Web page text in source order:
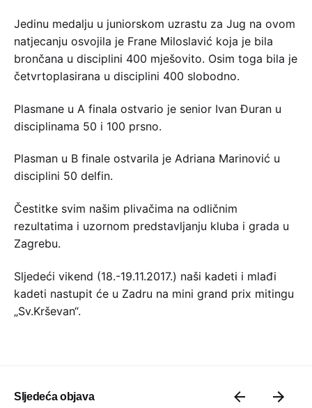
Jedinu medalju u juniorskom uzrastu za Jug na ovom
natjecanju osvojila je Frane Miloslavić koja je bila
brončana u disciplini 400 mješovito. Osim toga bila je
četvrtoplasirana u disciplini 400 slobodno.
Plasmane u A finala ostvario je senior Ivan Đuran u
disciplinama 50 i 100 prsno.
Plasman u B finale ostvarila je Adriana Marinović u
disciplini 50 delfin.
Čestitke svim našim plivačima na odličnim
rezultatima i uzornom predstavljanju kluba i grada u
Zagrebu.
Sljedeći vikend (18.-19.11.2017.) naši kadeti i mlađi
kadeti nastupit će u Zadru na mini grand prix mitingu
„Sv.Krševan“.
Sljedeća objava